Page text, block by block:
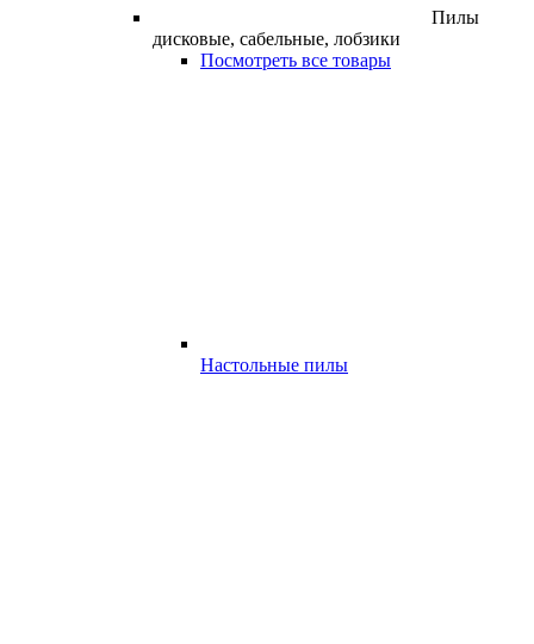
Пилы
дисковые, сабельные, лобзики
Посмотреть все товары
Настольные пилы